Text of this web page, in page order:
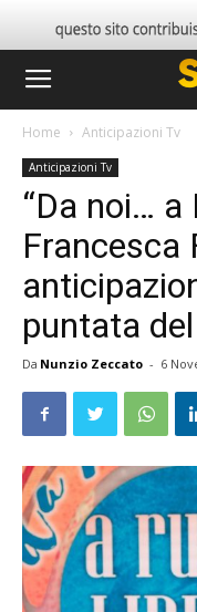
Home Anticipazioni Tv
Anticipazioni Tv
“Da noi… a
Francesca
puntata
Da Nunzio Zeccato - 6